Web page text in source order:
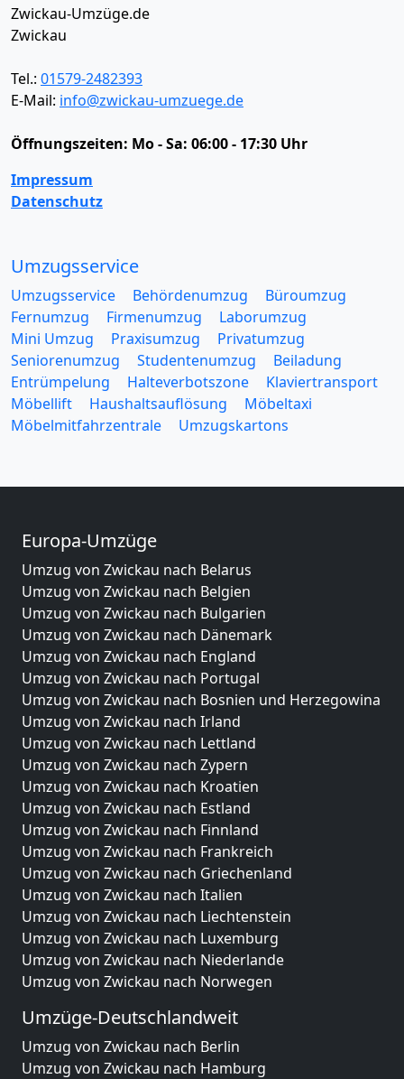
Zwickau-Umzüge.de
Zwickau
Tel.: 01579-2482393
E-Mail: info@zwickau-umzuege.de
Öffnungszeiten: Mo - Sa: 06:00 - 17:30 Uhr
Impressum
Datenschutz
Umzugsservice
Umzugsservice Behördenumzug
Büroumzug
Fernumzug
Firmenumzug
Laborumzug
Mini Umzug
Praxisumzug
Privatumzug
Seniorenumzug
Studentenumzug
Beiladung
Entrümpelung
Halteverbotszone
Klaviertransport
Möbellift
Haushaltsauflösung
Möbeltaxi
Möbelmitfahrzentrale
Umzugskartons
Europa-Umzüge
Umzug von Zwickau nach Belarus
Umzug von Zwickau nach Belgien
Umzug von Zwickau nach Bulgarien
Umzug von Zwickau nach Dänemark
Umzug von Zwickau nach England
Umzug von Zwickau nach Portugal
Umzug von Zwickau nach Bosnien und Herzegowina
Umzug von Zwickau nach Irland
Umzug von Zwickau nach Lettland
Umzug von Zwickau nach Zypern
Umzug von Zwickau nach Kroatien
Umzug von Zwickau nach Estland
Umzug von Zwickau nach Finnland
Umzug von Zwickau nach Frankreich
Umzug von Zwickau nach Griechenland
Umzug von Zwickau nach Italien
Umzug von Zwickau nach Liechtenstein
Umzug von Zwickau nach Luxemburg
Umzug von Zwickau nach Niederlande
Umzug von Zwickau nach Norwegen
Umzüge-Deutschlandweit
Umzug von Zwickau nach Berlin
Umzug von Zwickau nach Hamburg